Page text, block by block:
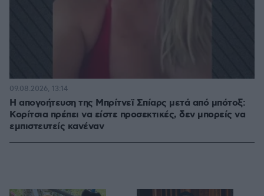
Η απογοήτευση της Μπρίτνεϊ Σπίαρς μετά από μπότοξ:
Κορίτσια πρέπει να είστε προσεκτικές, δεν μπορείς να
εμπιστευτείς κανέναν
09.08.2026, 13:14